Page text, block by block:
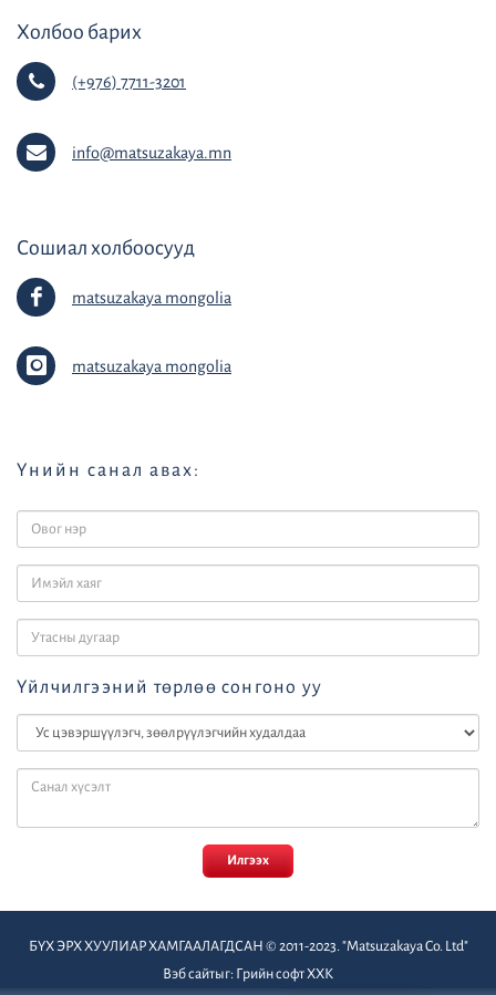
Холбоо барих
(+976) 7711-3201
info@matsuzakaya.mn
Сошиал холбоосууд
matsuzakaya mongolia
matsuzakaya mongolia
Үнийн санал авах:
Үйлчилгээний төрлөө сонгоно уу
Илгээх
БҮХ ЭРХ ХУУЛИАР ХАМГААЛАГДСАН © 2011-2023. "Matsuzakaya Co. Ltd"
Вэб сайтыг: Грийн софт ХХК